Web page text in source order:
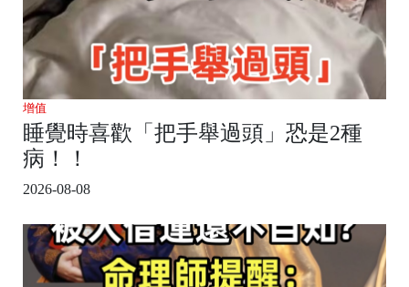
增值
睡覺時喜歡「把手舉過頭」恐是2種
病！！
2026-08-08